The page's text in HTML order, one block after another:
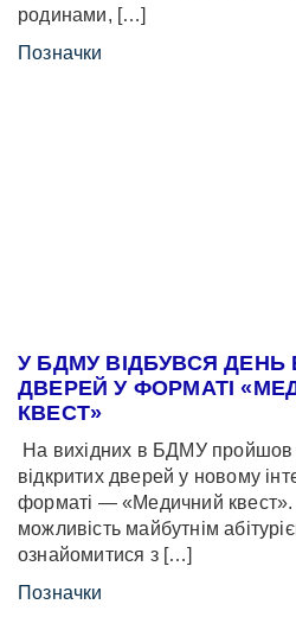
родинами, […]
Позначки
У БДМУ ВІДБУВСЯ ДЕНЬ
ДВЕРЕЙ У ФОРМАТІ
КВЕСТ»
На вихідних в БДМУ
відкритих дверей у новому
форматі — «Медичний
можливість майбутнім
ознайомитися з […]
Позначки